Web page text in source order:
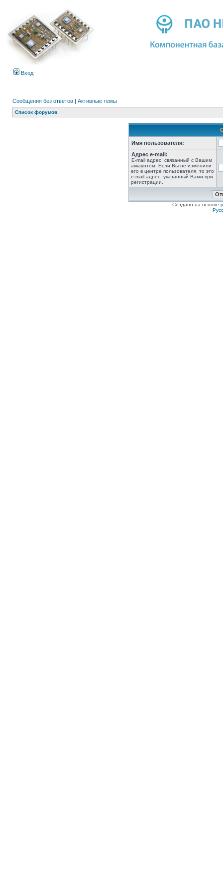
Вход
Сообщения без ответов | Активные темы
Список форумов
Имя пользователя:
Адрес e-mail:
E-mail адрес, связанный с Вашим
аккаунтом. Если Вы не изменили
его в центре пользователя, то это
e-mail адрес, указанный Вами при
регистрации.
Создано на основе